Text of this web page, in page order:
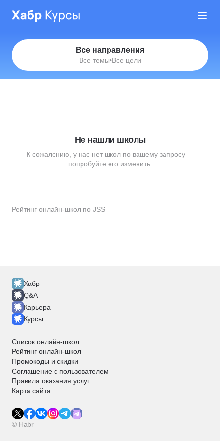
Все направления
Все темы•Все цели
Рейтинг онлайн-школ по JSS
Не нашли школы
К сожалению, у нас нет школ по вашему запросу —
попробуйте его изменить.
Хабр
Q&A
Карьера
Курсы
Список онлайн-школ
Рейтинг онлайн-школ
Промокоды и скидки
Соглашение с пользователем
Правила оказания услуг
Карта сайта
© Habr